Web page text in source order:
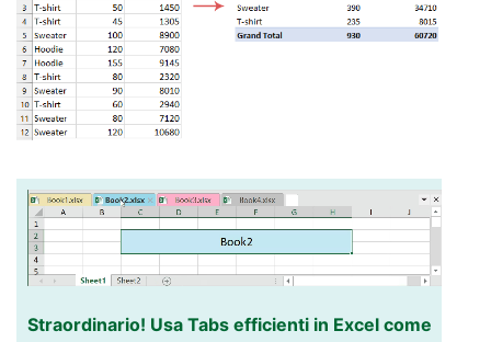
Straordinario! Usa Tabs efficienti in Excel come